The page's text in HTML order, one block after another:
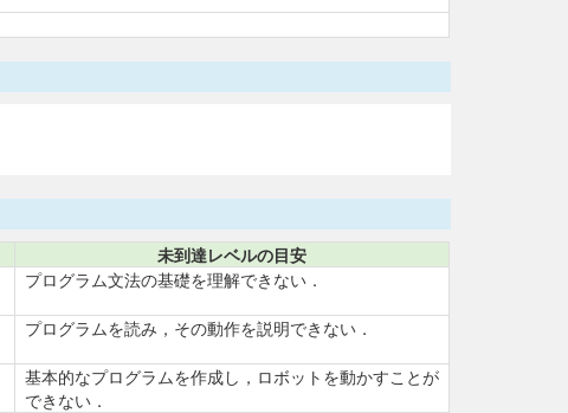
未到達レベルの目安
プログラム文法の基礎を理解できない．
プログラムを読み，その動作を説明できない．
基本的なプログラムを作成し，ロボットを動かすことが
できない．